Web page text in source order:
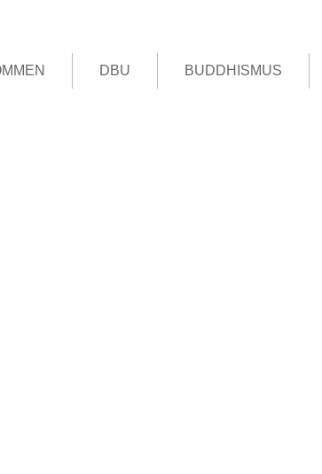
DBU BUDDHISMUS